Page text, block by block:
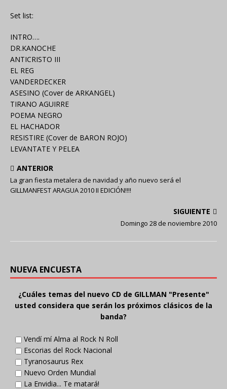
Set list:
INTRO….
DR.KANOCHE
ANTICRISTO III
EL REG
VANDERDECKER
ASESINO (Cover de ARKANGEL)
TIRANO AGUIRRE
POEMA NEGRO
EL HACHADOR
RESISTIRE (Cover de BARON ROJO)
LEVANTATE Y PELEA
ANTERIOR
La gran fiesta metalera de navidad y año nuevo será el
GILLMANFEST ARAGUA 2010 II EDICIÓN!!!!
SIGUIENTE
Domingo 28 de noviembre 2010
NUEVA ENCUESTA
¿Cuáles temas del nuevo CD de GILLMAN "Presente"
usted considera que serán los próximos clásicos de la
banda?
Vendí mí Alma al Rock N Roll
Escorias del Rock Nacional
Tyranosaurus Rex
Nuevo Orden Mundial
La Envidia... Te matará!